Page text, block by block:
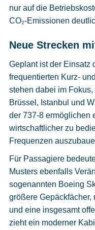
nur auf die
CO₂-Emissionen
Neue Strecken
Geplant ist der Einsatz
frequentierten Kurz-
stehen dabei im
Brüssel, Istanbul und
der 737-8 ermöglichen
wirtschaftlicher zu
Frequenzen
Für Passagiere
Musters ebenfalls
sogenannten Boeing
größere
und eine insgesamt
zieht ein moderner